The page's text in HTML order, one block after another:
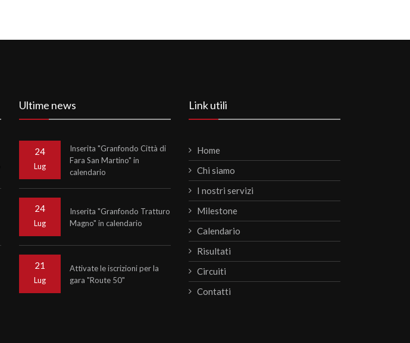
Ultime news
24
Lug
Inserita "Granfondo Città di
Fara San Martino" in
calendario
24
Lug
Inserita "Granfondo Tratturo
Magno" in calendario
21
Lug
Attivate le iscrizioni per la
gara "Route 50"
Link utili
Home
Chi siamo
I nostri servizi
Milestone
Calendario
Risultati
Circuiti
Contatti